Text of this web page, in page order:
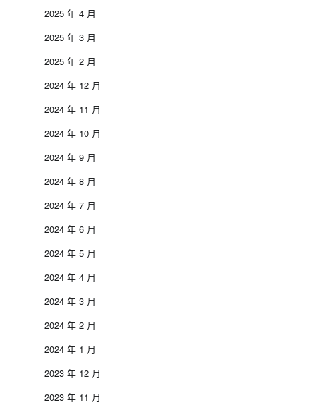
2025 年 4 月
2025 年 3 月
2025 年 2 月
2024 年 12 月
2024 年 11 月
2024 年 10 月
2024 年 9 月
2024 年 8 月
2024 年 7 月
2024 年 6 月
2024 年 5 月
2024 年 4 月
2024 年 3 月
2024 年 2 月
2024 年 1 月
2023 年 12 月
2023 年 11 月